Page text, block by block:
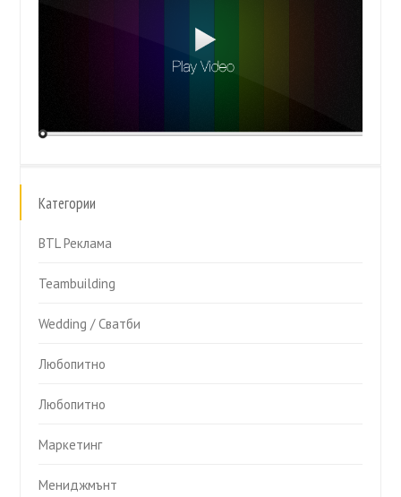
Категории
BTL Реклама
Teambuilding
Wedding / Сватби
Любопитно
Любопитно
Маркетинг
Мениджмънт